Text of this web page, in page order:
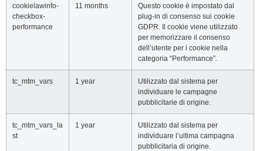
cookielawinfo-
checkbox-
performance
11 months
Questo cookie è impostato dal
plug-in di consenso sui cookie
GDPR. Il cookie viene utilizzato
per memorizzare il consenso
dell’utente per i cookie nella
categoria “Performance”.
tc_mtm_vars 1 year
Utilizzato dal sistema per
individuare le campagne
pubblicitarie di origine.
tc_mtm_vars_la
st
1 year
Utilizzato dal sistema per
individuare l’ultima campagna
pubblicitaria di origine.